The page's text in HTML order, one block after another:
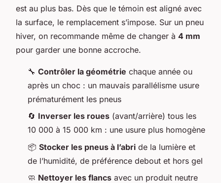
est au plus bas. Dès que le témoin est aligné avec
la surface, le remplacement s’impose. Sur un pneu
hiver, on recommande même de changer à 4 mm
pour garder une bonne accroche.
🔧 Contrôler la géométrie chaque année ou
après un choc : un mauvais parallélisme usure
prématurément les pneus
🔄 Inverser les roues (avant/arrière) tous les
10 000 à 15 000 km : une usure plus homogène
📦 Stocker les pneus à l’abri de la lumière et
de l’humidité, de préférence debout et hors gel
🧼 Nettoyer les flancs avec un produit neutre